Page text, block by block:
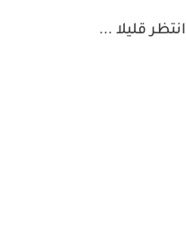
انتظر قليلا ...